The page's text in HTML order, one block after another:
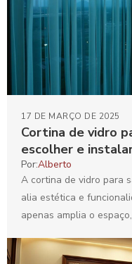
Cortina de vidro
escolher e
17 DE MARÇO DE 2025
Por:Alberto
A cortina de vidro para
alia estética e
apenas amplia o